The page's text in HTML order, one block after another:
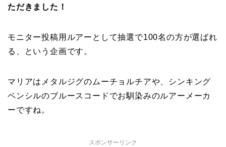
ただきました！
モニター投稿用ルアーとして抽選で100名の方が選ばれ
る、という企画です。
マリアはメタルジグのムーチョルチアや、シンキング
ペンシルのブルースコードでお馴染みのルアーメーカ
ーですね。
スポンサーリンク